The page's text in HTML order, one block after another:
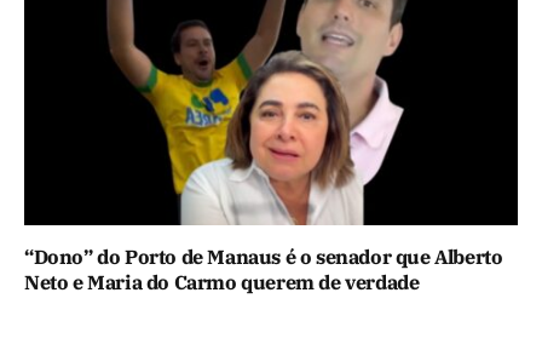
“Dono” do Porto de Manaus é o senador que Alberto
Neto e Maria do Carmo querem de verdade